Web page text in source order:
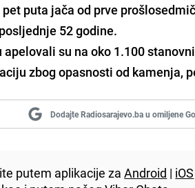
puta jača od prve
52 godine.
su na oko 1.100
zbog opasnosti od kamenja,
Dodajte Radiosarajevo.ba u omiljene
putem aplikacije zaAndroid | iOS